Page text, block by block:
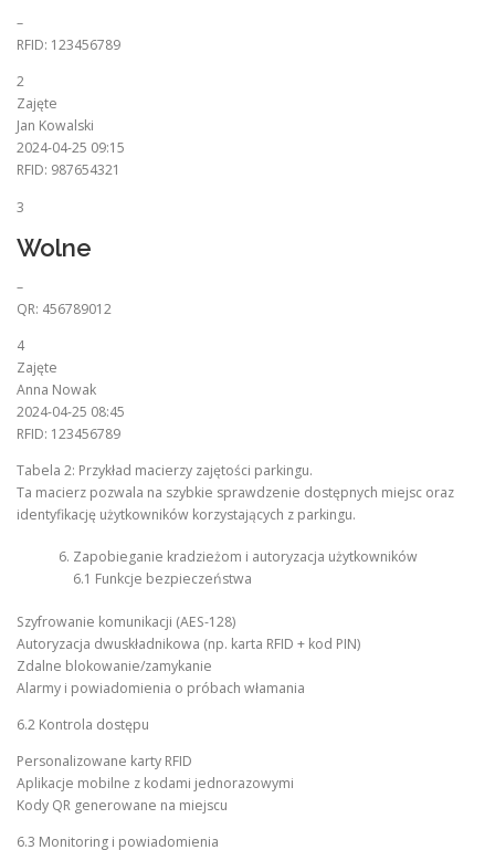
–
RFID: 123456789
2
Zajęte
Jan Kowalski
2024-04-25 09:15
RFID: 987654321
3
Wolne
–
QR: 456789012
4
Zajęte
Anna Nowak
2024-04-25 08:45
RFID: 123456789
Tabela 2: Przykład macierzy zajętości parkingu.
Ta macierz pozwala na szybkie sprawdzenie dostępnych miejsc oraz
identyfikację użytkowników korzystających z parkingu.
Zapobieganie kradzieżom i autoryzacja użytkowników
6.1 Funkcje bezpieczeństwa
Szyfrowanie komunikacji (AES-128)
Autoryzacja dwuskładnikowa (np. karta RFID + kod PIN)
Zdalne blokowanie/zamykanie
Alarmy i powiadomienia o próbach włamania
6.2 Kontrola dostępu
Personalizowane karty RFID
Aplikacje mobilne z kodami jednorazowymi
Kody QR generowane na miejscu
6.3 Monitoring i powiadomienia